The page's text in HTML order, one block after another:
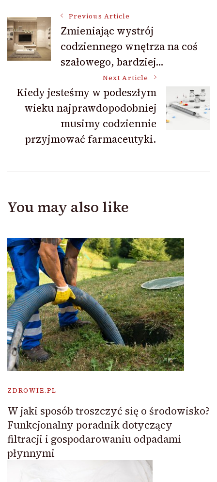
Post
Navigation
Previous Article
Zmieniając wystrój
codziennego wnętrza na coś
szałowego, bardziej…
Next Article
Kiedy jesteśmy w podeszłym
wieku najprawdopodobniej
musimy codziennie
przyjmować farmaceutyki.
You may also like
ZDROWIE.PL
W jaki sposób troszczyć się o środowisko?
Funkcjonalny poradnik dotyczący
filtracji i gospodarowaniu odpadami
płynnymi